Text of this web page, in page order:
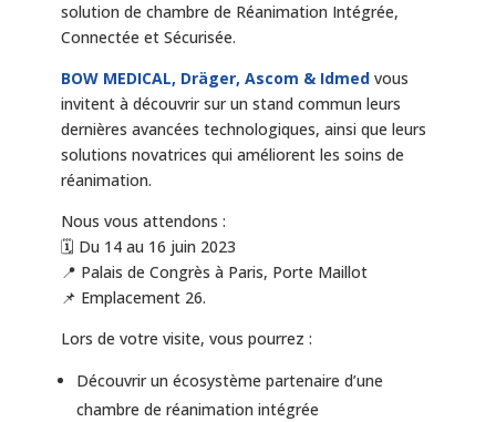
solution de chambre de Réanimation Intégrée,
Connectée et Sécurisée.
BOW MEDICAL, Dräger, Ascom & Idmedvous
invitent à découvrir sur un stand commun leurs
dernières avancées technologiques, ainsi que leurs
solutions novatrices qui améliorent les soins de
réanimation.
Nous vous attendons :
🗓️ Du 14 au 16 juin 2023
📍 Palais de Congrès à Paris, Porte Maillot
📌 Emplacement 26.
Lors de votre visite, vous pourrez :
Découvrir un écosystème partenaire d’une
chambre de réanimation intégrée